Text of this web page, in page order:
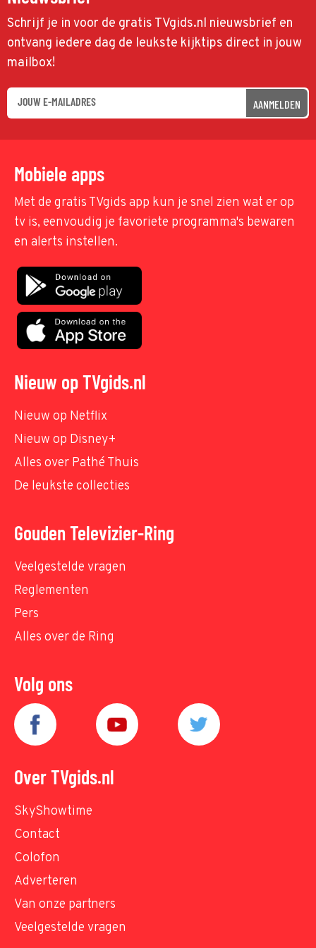
Schrijf je in voor de gratis TVgids.nl nieuwsbrief en
ontvang iedere dag de leukste kijktips direct in jouw
mailbox!
AANMELDEN
Mobiele apps
Met de gratis TVgids app kun je snel zien wat er op
tv is, eenvoudig je favoriete programma's bewaren
en alerts instellen.
Nieuw op TVgids.nl
Nieuw op Netflix
Nieuw op Disney+
Alles over Pathé Thuis
De leukste collecties
Gouden Televizier-Ring
Veelgestelde vragen
Reglementen
Pers
Alles over de Ring
Volg ons
Over TVgids.nl
SkyShowtime
Contact
Colofon
Adverteren
Van onze partners
Veelgestelde vragen